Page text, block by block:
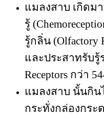
แมลงสาบ เกิดม
รู้
รู้กลิ่น (Olfactory
และประสาทรับรู้
Receptors กว่า
แมลงสาบ นั้นกิ
กระทั่งกล่องกระ